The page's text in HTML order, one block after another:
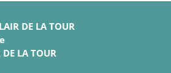
DE LA TOUR
LA TOUR